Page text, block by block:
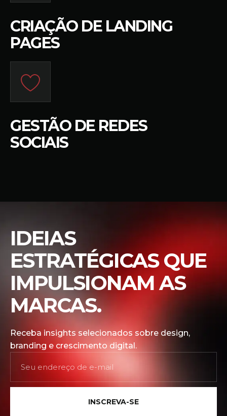
CRIAÇÃO DE LANDING
PAGES
GESTÃO DE REDES
SOCIAIS
IDEIAS
ESTRATÉGICAS QUE
IMPULSIONAM AS
MARCAS.
Receba insights selecionados sobre design,
branding e crescimento digital.
INSCREVA-SE